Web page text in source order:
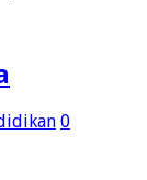
0